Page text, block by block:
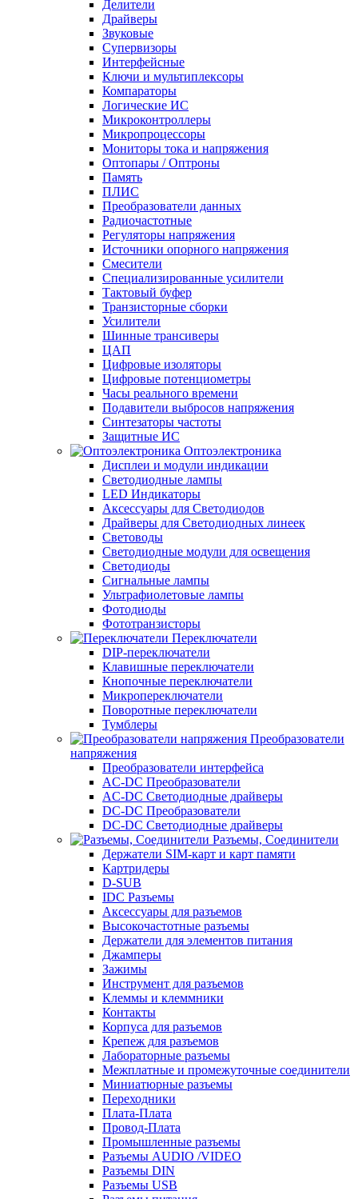
Делители
Драйверы
Звуковые
Супервизоры
Интерфейсные
Ключи и мультиплексоры
Компараторы
Логические ИС
Микроконтроллеры
Микропроцессоры
Мониторы тока и напряжения
Оптопары / Оптроны
Память
ПЛИС
Преобразователи данных
Радиочастотные
Регуляторы напряжения
Источники опорного напряжения
Смесители
Специализированные усилители
Тактовый буфер
Транзисторные сборки
Усилители
Шинные трансиверы
ЦАП
Цифровые изоляторы
Цифровые потенциометры
Часы реального времени
Подавители выбросов напряжения
Синтезаторы частоты
Защитные ИС
Оптоэлектроника
Дисплеи и модули индикации
Светодиодные лампы
LED Индикаторы
Аксессуары для Светодиодов
Драйверы для Светодиодных линеек
Световоды
Светодиодные модули для освещения
Светодиоды
Сигнальные лампы
Ультрафиолетовые лампы
Фотодиоды
Фототранзисторы
Переключатели
DIP-переключатели
Клавишные переключатели
Кнопочные переключатели
Микропереключатели
Поворотные переключатели
Тумблеры
Преобразователи
напряжения
Преобразователи интерфейса
AC-DC Преобразователи
AC-DC Светодиодные драйверы
DC-DC Преобразователи
DC-DC Светодиодные драйверы
Разъемы, Соединители
Держатели SIM-карт и карт памяти
Картридеры
D-SUB
IDC Разъемы
Аксессуары для разъемов
Высокочастотные разъемы
Держатели для элементов питания
Джамперы
Зажимы
Инструмент для разъемов
Клеммы и клеммники
Контакты
Корпуса для разъемов
Крепеж для разъемов
Лабораторные разъемы
Межплатные и промежуточные соединители
Миниатюрные разъемы
Переходники
Плата-Плата
Провод-Плата
Промышленные разъемы
Разъемы AUDIO /VIDEO
Разъемы DIN
Разъемы USB